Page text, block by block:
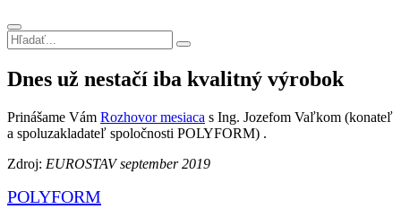
Dnes už nestačí iba kvalitný výrobok
Prinášame Vám Rozhovor mesiaca s Ing. Jozefom Vaľkom (konateľ
a spoluzakladateľ spoločnosti POLYFORM) .
Zdroj: EUROSTAV september 2019
POLYFORM